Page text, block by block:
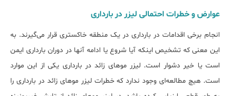
عوارض و خطرات احتمالی لیزر در بارداری
انجام برخی اقدامات در بارداری در یک منطقه خاکستری قرار می‌گیرند. به
این معنی که تشخیص اینکه آیا شروع یا ادامه آن‎ها در دوران بارداری ایمن
است یا خیر دشوار است. لیزر موهای زائد در بارداری یکی از این موارد
است. هیچ مطالعه‌ای وجود ندارد که خطرات لیزر موهای زائد در بارداری را